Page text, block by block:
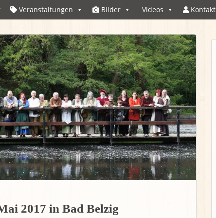
Veranstaltungen Bilder Videos Kontakt
2017 in Bad Belzig